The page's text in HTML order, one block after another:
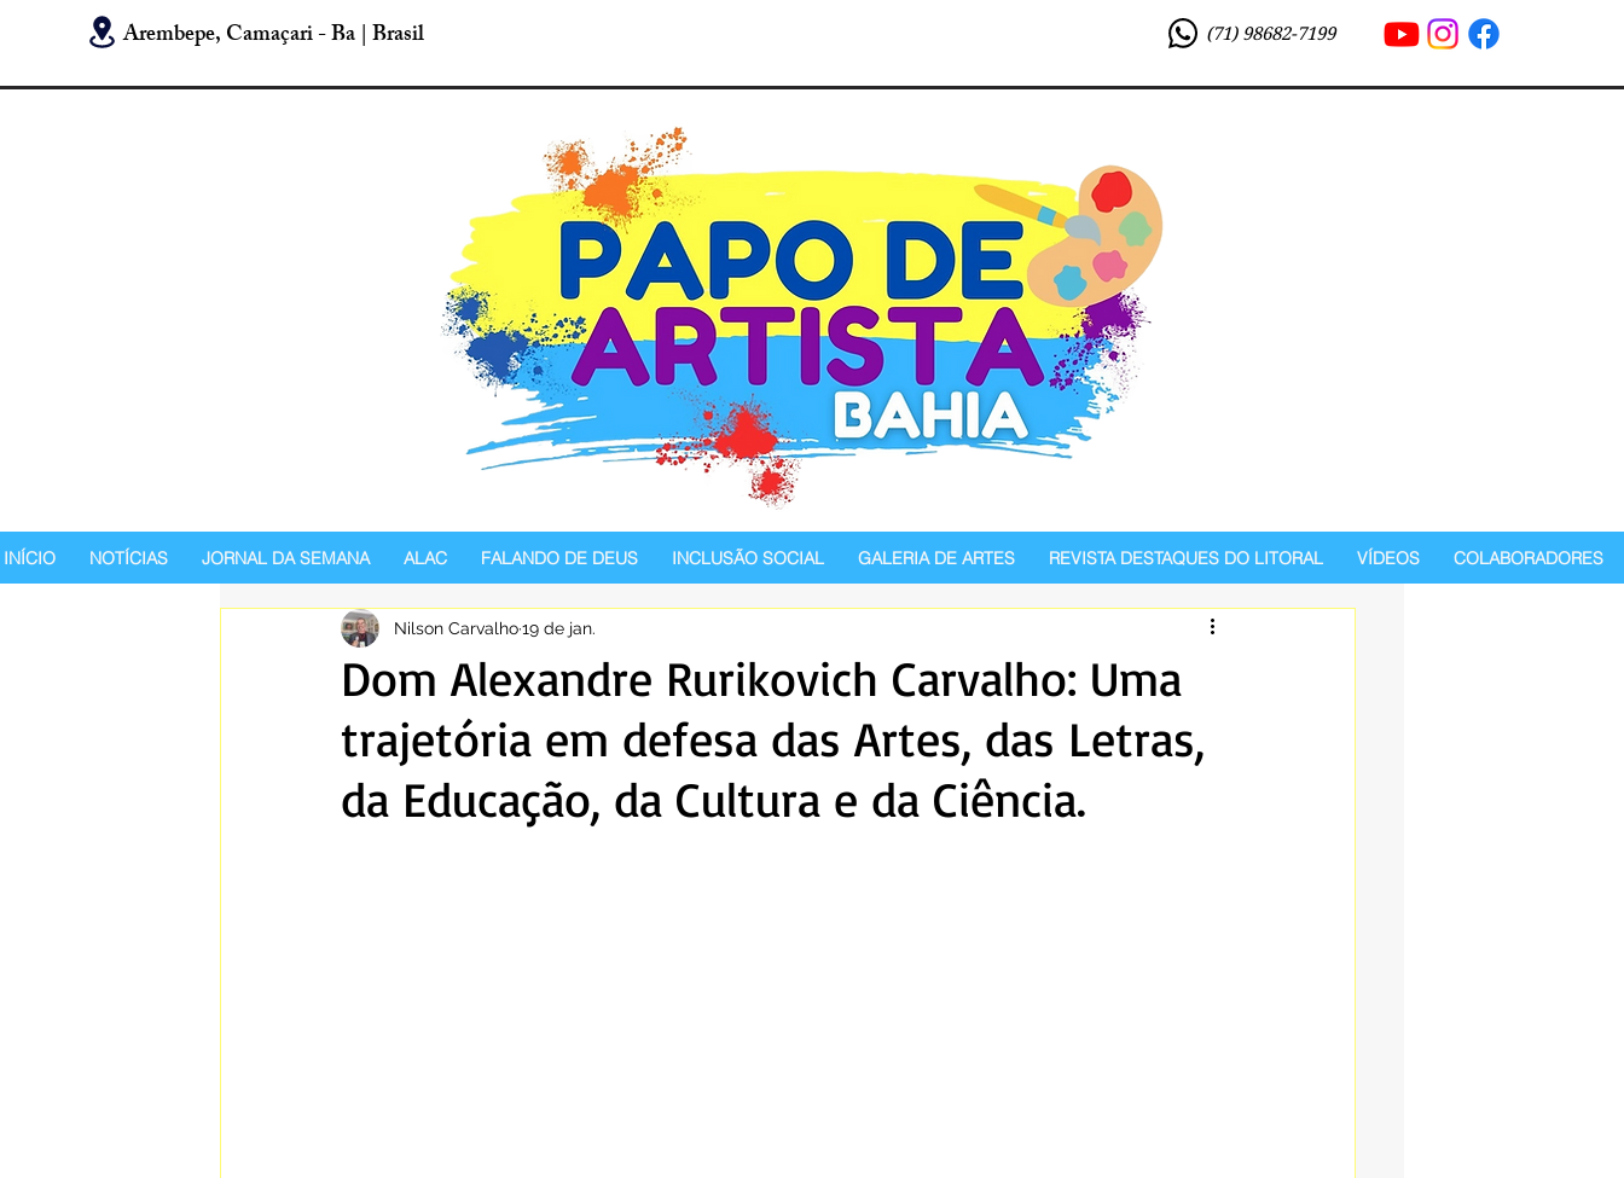
Arembepe, Camaçari - Ba | Brasil (71) 98682-7199
INÍCIO NOTÍCIAS JORNAL DA SEMANA ALAC FALANDO DE DEUS INCLUSÃO SOCIAL GALERIA DE ARTES REVISTA DESTAQUES DO LITORAL VÍDEOS COLABORADORES
Dom Alexandre Rurikovich Carvalho: Uma
trajetória em defesa das Artes, das Letras,
da Educação, da Cultura e da Ciência.
Nilson Carvalho19 de jan.